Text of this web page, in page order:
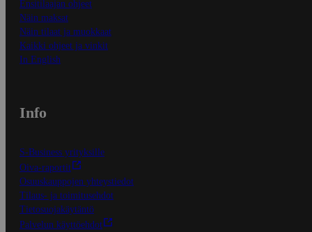
Ensitilaajan ohjeet
Näin maksat
Näin tilaat ja muokkaat
Kaikki ohjeet ja vinkit
In English
Info
S-Business yrityksille
Oiva-raportit
Osuuskauppojen yhteystiedot
Tilaus- ja toimitusehdot
Tietosuojakäytäntö
Palvelun käyttöehdot